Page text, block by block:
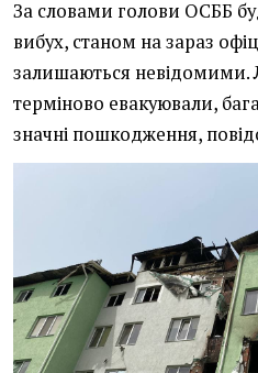
За словами голови ОСББ
вибух, станом на зараз
залишаються невідомими.
терміново евакуювали,
значні пошкодження,